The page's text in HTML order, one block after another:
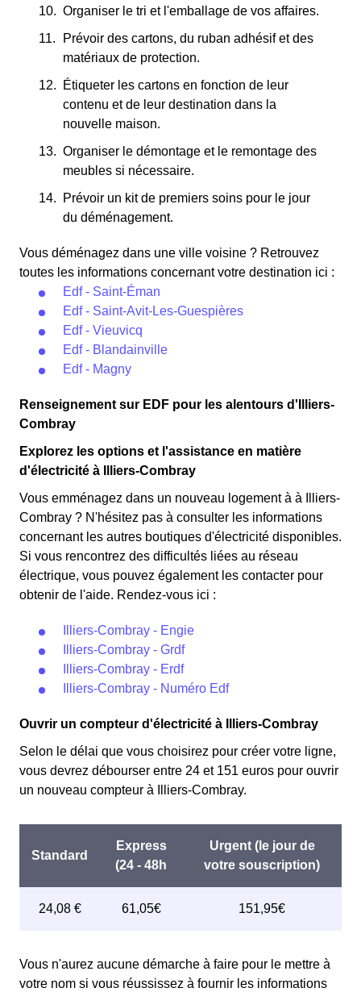
Organiser le tri et l'emballage de vos affaires.
Prévoir des cartons, du ruban adhésif et des
matériaux de protection.
Étiqueter les cartons en fonction de leur
contenu et de leur destination dans la
nouvelle maison.
Organiser le démontage et le remontage des
meubles si nécessaire.
Prévoir un kit de premiers soins pour le jour
du déménagement.
Vous déménagez dans une ville voisine ? Retrouvez
toutes les informations concernant votre destination ici :
Edf - Saint-Éman
Edf - Saint-Avit-Les-Guespières
Edf - Vieuvicq
Edf - Blandainville
Edf - Magny
Renseignement sur EDF pour les alentours d'Illiers-
Combray
Explorez les options et l'assistance en matière
d'électricité à Illiers-Combray
Vous emménagez dans un nouveau logement à à Illiers-
Combray ? N'hésitez pas à consulter les informations
concernant les autres boutiques d'électricité disponibles.
Si vous rencontrez des difficultés liées au réseau
électrique, vous pouvez également les contacter pour
obtenir de l'aide. Rendez-vous ici :
Illiers-Combray - Engie
Illiers-Combray - Grdf
Illiers-Combray - Erdf
Illiers-Combray - Numéro Edf
Ouvrir un compteur d'électricité à Illiers-Combray
Selon le délai que vous choisirez pour créer votre ligne,
vous devrez débourser entre 24 et 151 euros pour ouvrir
un nouveau compteur à Illiers-Combray.
Vous n'aurez aucune démarche à faire pour le mettre à
votre nom si vous réussissez à fournir les informations